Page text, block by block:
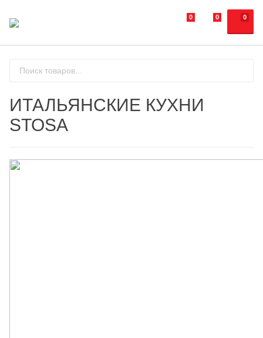
0
0 0
ИТАЛЬЯНСКИЕ КУХНИ
STOSA